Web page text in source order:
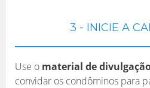
3 - INICIE A
Use o material de
convidar os condôminos para